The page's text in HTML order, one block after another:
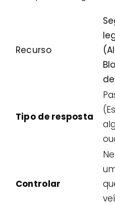
Recurso
Tipo de resposta
Controlar